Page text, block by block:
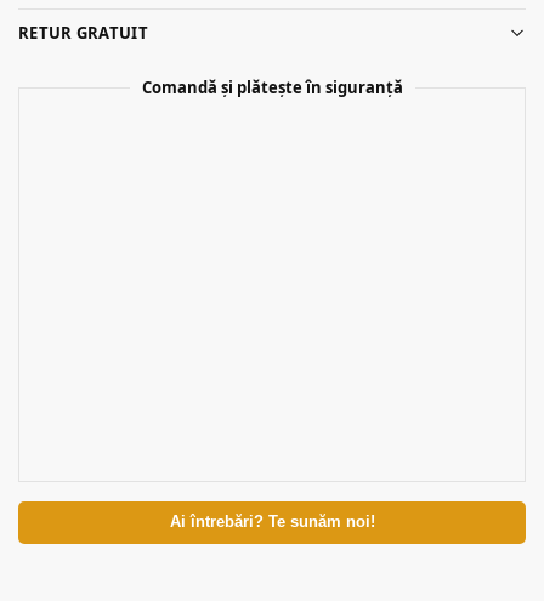
RETUR GRATUIT
Comandă și plătește în siguranță
Ai întrebări? Te sunăm noi!